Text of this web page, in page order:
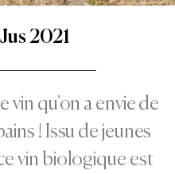
2021
vin qu'on a envie de
! Issu de jeunes
vin biologique est